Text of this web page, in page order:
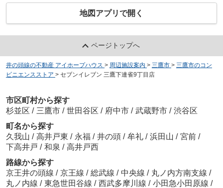
地図アプリで開く
ページトップへ
井の頭線の不動産 アイホープハウス > 周辺施設案内 > 三鷹市 > 三鷹市のコン
ビニエンスストア > セブンイレブン 三鷹下連雀9丁目店
市区町村から探す
杉並区 / 三鷹市 / 世田谷区 / 府中市 / 武蔵野市 / 渋谷区
町名から探す
久我山 / 高井戸東 / 永福 / 井の頭 / 牟礼 / 浜田山 / 宮前 /
下高井戸 / 和泉 / 高井戸西
路線から探す
京王井の頭線 / 京王線 / 総武線 / 中央線 / 丸ノ内方南支線 /
丸ノ内線 / 東急世田谷線 / 西武多摩川線 / 小田急小田原線 /